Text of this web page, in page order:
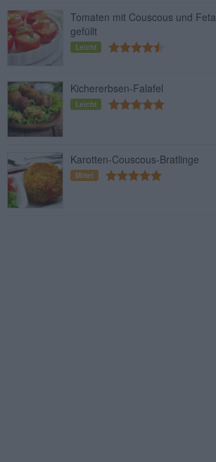
Tomaten mit Couscous und Feta
gefüllt
Leicht
Kichererbsen-Falafel
Leicht
Karotten-Couscous-Bratlinge
Mittel